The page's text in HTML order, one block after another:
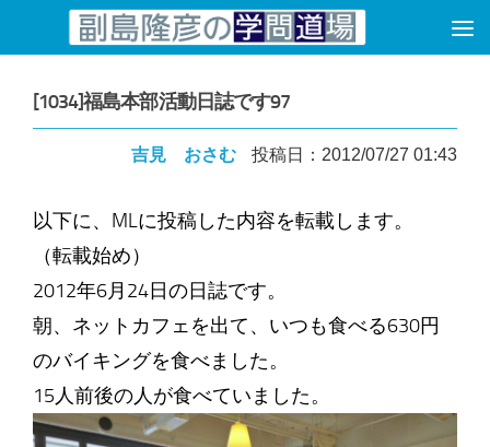
コンテンツへスキップ
[1034]福島本部活動日誌です97
吉見 おさむ 投稿日：2012/07/27 01:43
以下に、MLに投稿した内容を転載します。
（転載始め）
2012年6月24日の日誌です。
朝、ネットカフェを出て、いつも食べる630円
のバイキングを食べました。
15人前後の人が食べていました。